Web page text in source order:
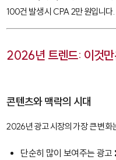
100건 발생 시 CPA 2만 원입니다.
2026년 트렌드: 이것
콘텐츠와 맥락의 시대
2026년 광고 시장의 가장 큰 변화
단순히 많이 보여주는 광고